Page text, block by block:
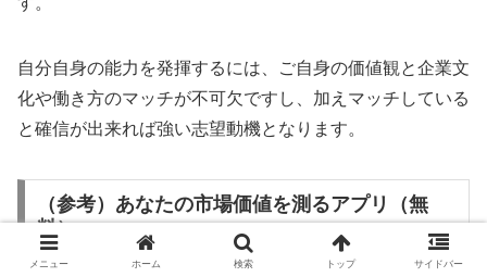
自分自身の能力を発揮するには、ご自身の価値観と企業文
化や働き方のマッチが不可欠ですし、加えマッチしている
と確信が出来れば強い志望動機となります。
（参考）あなたの市場価値を測るアプリ（無
料）
メニュー ホーム 検索 トップ サイドバー